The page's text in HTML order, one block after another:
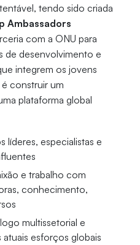
tendo sido criada
Ambassadors
com a ONU para
de desenvolvimento e
integrem os jovens
construir um
plataforma global
líderes, especialistas e
e trabalho com
conhecimento,
multissetorial e
esforços globais